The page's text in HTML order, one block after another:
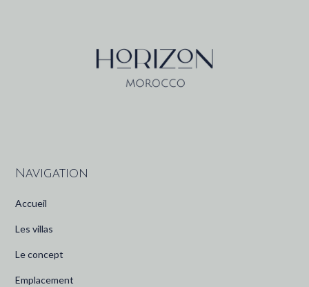
Navigation
Accueil
Les villas
Le concept
Emplacement